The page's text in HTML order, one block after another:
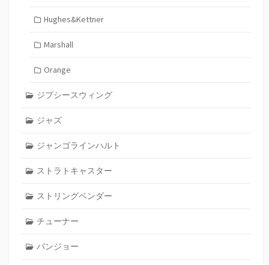
Hughes&Kettner
Marshall
Orange
ジプシースウィング
ジャズ
ジャンゴラインハルト
ストラトキャスター
ストリングベンダー
チューナー
バンジョー